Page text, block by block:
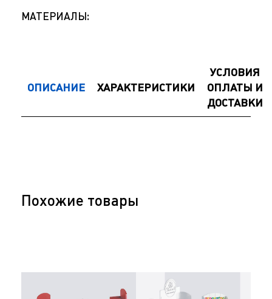
МАТЕРИАЛЫ:
ОПИСАНИЕ ХАРАКТЕРИСТИКИ
УСЛОВИЯ
ОПЛАТЫ И
ДОСТАВКИ
Похожие товары